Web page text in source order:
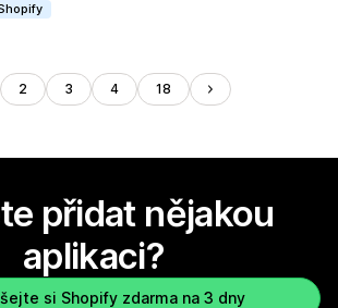
2 3 4 18
přidat nějakou
aplikaci?
si Shopify zdarma na 3 dny